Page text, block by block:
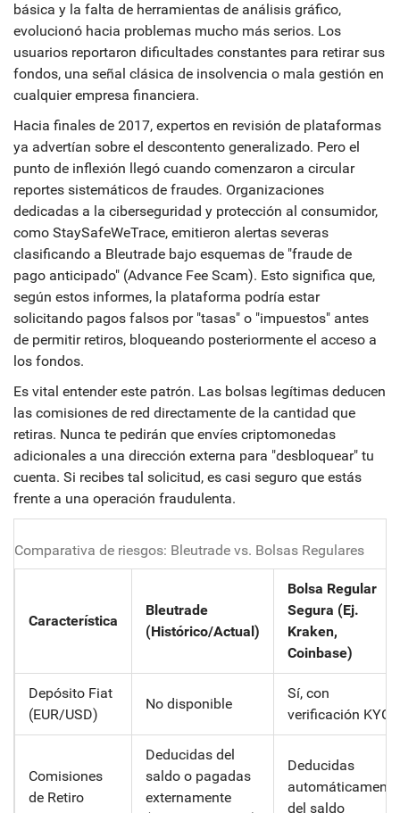
básica y la falta de herramientas de análisis gráfico,
evolucionó hacia problemas mucho más serios. Los
usuarios reportaron dificultades constantes para retirar sus
fondos, una señal clásica de insolvencia o mala gestión en
cualquier empresa financiera.
Hacia finales de 2017, expertos en revisión de plataformas
ya advertían sobre el descontento generalizado. Pero el
punto de inflexión llegó cuando comenzaron a circular
reportes sistemáticos de fraudes. Organizaciones
dedicadas a la ciberseguridad y protección al consumidor,
como StaySafeWeTrace, emitieron alertas severas
clasificando a Bleutrade bajo esquemas de "fraude de
pago anticipado" (Advance Fee Scam). Esto significa que,
según estos informes, la plataforma podría estar
solicitando pagos falsos por "tasas" o "impuestos" antes
de permitir retiros, bloqueando posteriormente el acceso a
los fondos.
Es vital entender este patrón. Las bolsas legítimas deducen
las comisiones de red directamente de la cantidad que
retiras. Nunca te pedirán que envíes criptomonedas
adicionales a una dirección externa para "desbloquear" tu
cuenta. Si recibes tal solicitud, es casi seguro que estás
frente a una operación fraudulenta.
Comparativa de riesgos: Bleutrade vs. Bolsas Regulares
Característica
Bleutrade
(Histórico/Actual)
Bolsa Regular
Segura (Ej.
Kraken,
Coinbase)
Depósito Fiat
(EUR/USD)
No disponible
Sí, con
verificación KYC
Comisiones
de Retiro
Deducidas del
saldo o pagadas
externamente
Deducidas
automáticamente
del saldo